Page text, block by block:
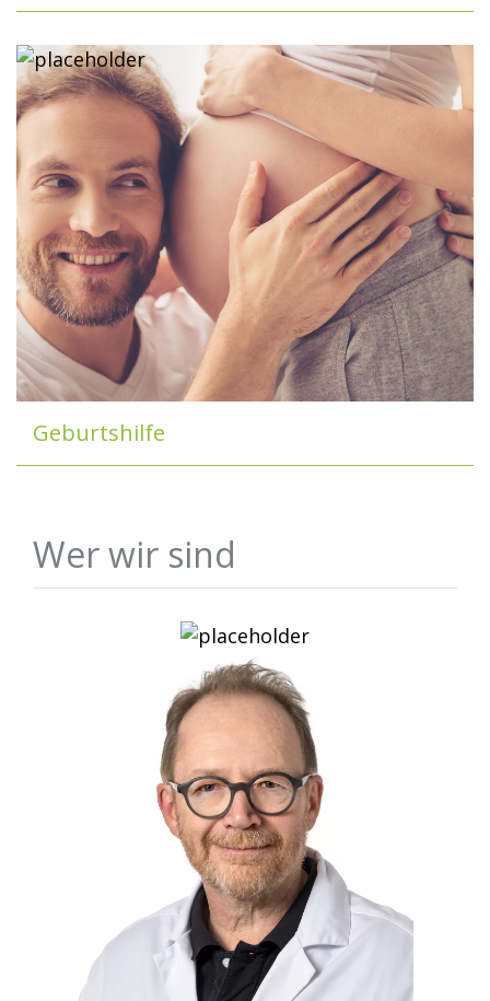
Geburtshilfe
Wer wir sind